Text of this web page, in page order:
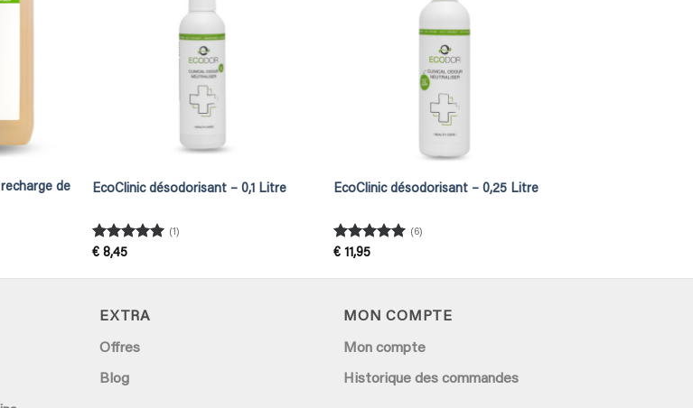
de
EcoClinic désodorisant – 0,1 Litre
Rated
(1)
€ 8,45
EcoClinic désodorisant – 0,25 Litre
Rated
(6)
€11,95
EXTRA
Offres
Blog
MON COMPTE
Mon compte
Historique des commandes